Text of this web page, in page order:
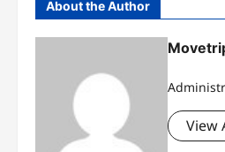
About the Author
View